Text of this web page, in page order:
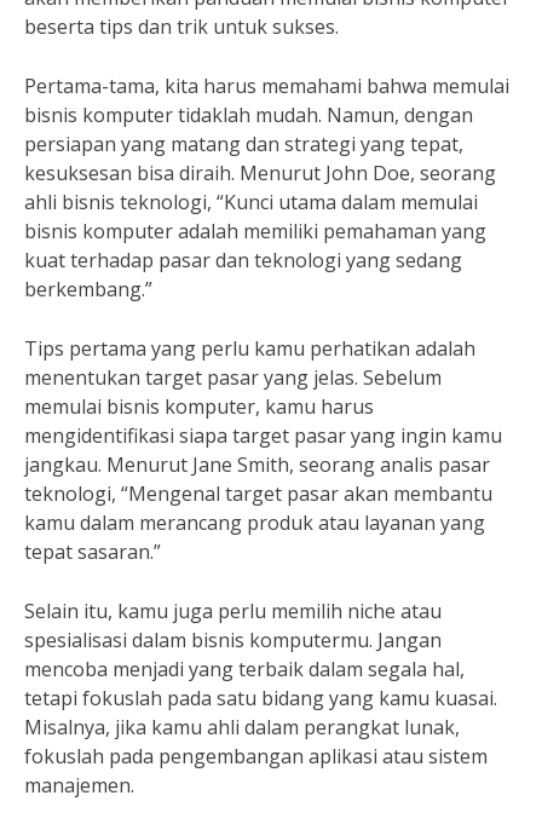
beserta tips dan trik untuk sukses.
Pertama-tama, kita harus memahami bahwa memulai
bisnis komputer tidaklah mudah. Namun, dengan
persiapan yang matang dan strategi yang tepat,
kesuksesan bisa diraih. Menurut John Doe, seorang
ahli bisnis teknologi, “Kunci utama dalam memulai
bisnis komputer adalah memiliki pemahaman yang
kuat terhadap pasar dan teknologi yang sedang
berkembang.”
Tips pertama yang perlu kamu perhatikan adalah
menentukan target pasar yang jelas. Sebelum
memulai bisnis komputer, kamu harus
mengidentifikasi siapa target pasar yang ingin kamu
jangkau. Menurut Jane Smith, seorang analis pasar
teknologi, “Mengenal target pasar akan membantu
kamu dalam merancang produk atau layanan yang
tepat sasaran.”
Selain itu, kamu juga perlu memilih niche atau
spesialisasi dalam bisnis komputermu. Jangan
mencoba menjadi yang terbaik dalam segala hal,
tetapi fokuslah pada satu bidang yang kamu kuasai.
Misalnya, jika kamu ahli dalam perangkat lunak,
fokuslah pada pengembangan aplikasi atau sistem
manajemen.